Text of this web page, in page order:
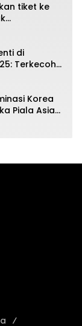
tiket ke
4-1 di
di
Terkecoh
Korea
Piala Asia